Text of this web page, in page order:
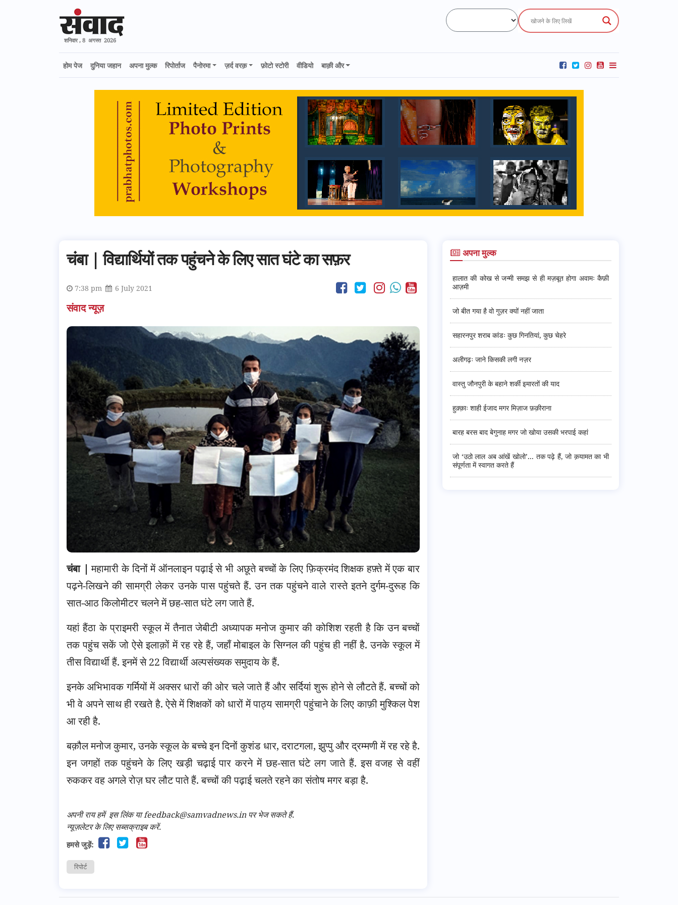
शनिवार , 8 अगस्त 2026
होम पेज दुनिया जहान अपना मुल्क रिपोर्ताज पैनोरमा ज़र्द वरक़ फ़ोटो स्टोरी वीडियो बाक़ी और
चंबा | विद्यार्थियों तक पहुंचने के लिए सात घंटे का सफ़र
7:38 pm 6 July 2021
संवाद न्यूज़
चंबा | महामारी के दिनों में ऑनलाइन पढ़ाई से भी अछूते बच्चों के लिए फ़िक्रमंद शिक्षक हफ़्ते में एक बार
पढ़ने-लिखने की सामग्री लेकर उनके पास पहुंचते हैं. उन तक पहुंचने वाले रास्ते इतने दुर्गम-दुरूह कि
सात-आठ किलोमीटर चलने में छह-सात घंटे लग जाते हैं.
यहां हैंठा के प्राइमरी स्कूल में तैनात जेबीटी अध्यापक मनोज कुमार की कोशिश रहती है कि उन बच्चों
तक पहुंच सकें जो ऐसे इलाक़ों में रह रहे हैं, जहाँ मोबाइल के सिग्नल की पहुंच ही नहीं है. उनके स्कूल में
तीस विद्यार्थी हैं. इनमें से 22 विद्यार्थी अल्पसंख्यक समुदाय के हैं.
इनके अभिभावक गर्मियों में अक्सर धारों की ओर चले जाते हैं और सर्दियां शुरू होने से लौटते हैं. बच्चों को
भी वे अपने साथ ही रखते है. ऐसे में शिक्षकों को धारों में पाठ्य सामग्री पहुंचाने के लिए काफ़ी मुश्किल पेश
आ रही है.
बक़ौल मनोज कुमार, उनके स्कूल के बच्चे इन दिनों कुशंड धार, दराटगला, झुप्पु और द्रम्मणी में रह रहे है.
इन जगहों तक पहुंचने के लिए खड़ी चढ़ाई पार करने में छह-सात घंटे लग जाते हैं. इस वजह से वहीं
रुककर वह अगले रोज़ घर लौट पाते हैं. बच्चों की पढ़ाई चलते रहने का संतोष मगर बड़ा है.
अपनी राय हमें इस लिंकया feedback@samvadnews.in पर भेज सकते हैं.
न्यूज़लेटर के लिए सब्सक्राइब करें.
हमसे जुड़ें:
रिपोर्ट
अपना मुल्क
हालात की कोख से जन्मी समझ से ही मज़बूत होगा अवामः कैफ़ी
आज़मी
जो बीत गया है वो गुज़र क्यों नहीं जाता
सहारनपुर शराब कांडः कुछ गिनतियां, कुछ चेहरे
अलीगढ़ः जाने किसकी लगी नज़र
वास्तु जौनपुरी के बहाने शर्की इमारतों की याद
हुक़्क़ाः शाही ईजाद मगर मिज़ाज फ़क़ीराना
बारह बरस बाद बेगुनाह मगर जो खोया उसकी भरपाई कहां
जो ‘उठो लाल अब आंखें खोलो’... तक पढ़े हैं, जो क़यामत का भी
संपूर्णता में स्वागत करते हैं